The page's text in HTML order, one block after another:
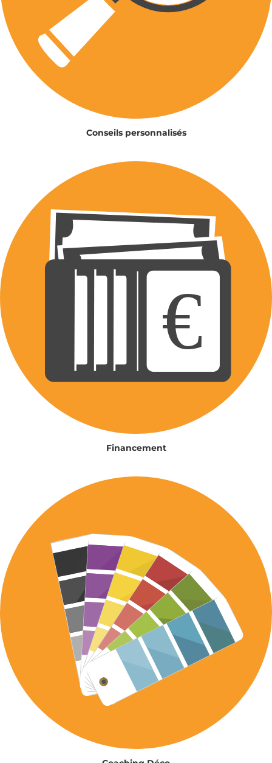
Conseils personnalisés
Financement